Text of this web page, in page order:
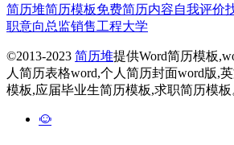
简历堆简历模板免费简历内容自我评价
职意向总监销售工程大学
©2013-2023 简历堆提供Word简历模板
人简历表格word,个人简历封面word版,
模板,应届毕业生简历模板,求职简历模板